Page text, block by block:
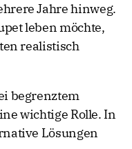
Jahre hinweg.
leben möchte,
realistisch
begrenztem
wichtige Rolle. In
Lösungen